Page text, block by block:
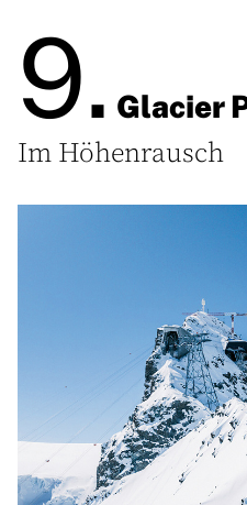
9. Glacier
Im Höhenrausch